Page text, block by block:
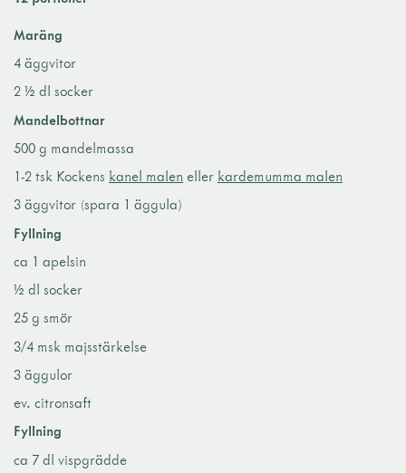
Maräng
4 äggvitor
2 ½ dl socker
Mandelbottnar
500 g mandelmassa
1-2 tsk Kockens kanel malen eller kardemumma malen
3 äggvitor (spara 1 äggula)
Fyllning
ca 1 apelsin
½ dl socker
25 g smör
3/4 msk majsstärkelse
3 äggulor
ev. citronsaft
Fyllning
ca 7 dl vispgrädde